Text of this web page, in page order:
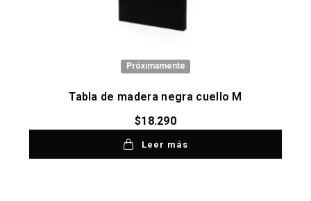
Próximamente
Tabla de madera negra cuello M
$18.290
Leer más